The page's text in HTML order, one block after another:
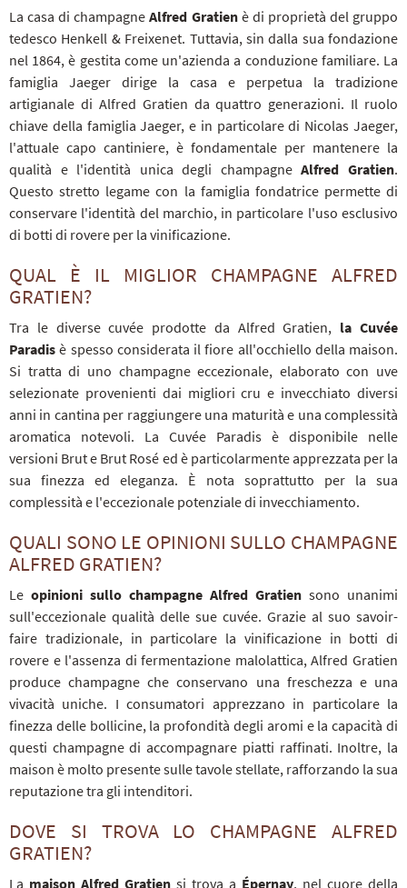
La casa di champagneAlfred Gratienè di proprietà del gruppo
tedesco Henkell & Freixenet. Tuttavia, sin dalla sua fondazione
nel 1864, è gestita come un'azienda a conduzione familiare. La
famiglia Jaeger dirige la casa e perpetua la tradizione
artigianale di Alfred Gratien da quattro generazioni. Il ruolo
chiave della famiglia Jaeger, e in particolare di Nicolas Jaeger,
l'attuale capo cantiniere, è fondamentale per mantenere la
qualità e l'identità unica degli champagneAlfred Gratien.
Questo stretto legame con la famiglia fondatrice permette di
conservare l'identità del marchio, in particolare l'uso esclusivo
di botti di rovere per la vinificazione.
QUAL È IL MIGLIOR CHAMPAGNE ALFRED
GRATIEN?
Tra le diverse cuvée prodotte da Alfred Gratien, la Cuvée
Paradis è spesso considerata il fiore all'occhiello della maison.
Si tratta di uno champagne eccezionale, elaborato con uve
selezionate provenienti dai migliori cru e invecchiato diversi
anni in cantina per raggiungere una maturità e una complessità
aromatica notevoli. La Cuvée Paradis è disponibile nelle
versioni Brut e Brut Rosé ed è particolarmente apprezzata per la
sua finezza ed eleganza. È nota soprattutto per la sua
complessità e l'eccezionale potenziale di invecchiamento.
QUALI SONO LE OPINIONI SULLO CHAMPAGNE
ALFRED GRATIEN?
Le opinioni sullo champagne Alfred Gratien sono unanimi
sull'eccezionale qualità delle sue cuvée. Grazie al suo savoir-
faire tradizionale, in particolare la vinificazione in botti di
rovere e l'assenza di fermentazione malolattica, Alfred Gratien
produce champagne che conservano una freschezza e una
vivacità uniche. I consumatori apprezzano in particolare la
finezza delle bollicine, la profondità degli aromi e la capacità di
questi champagne di accompagnare piatti raffinati. Inoltre, la
maison è molto presente sulle tavole stellate, rafforzando la sua
reputazione tra gli intenditori.
DOVE SI TROVA LO CHAMPAGNE ALFRED
GRATIEN?
La maison Alfred Gratien si trova a Épernay, nel cuore della